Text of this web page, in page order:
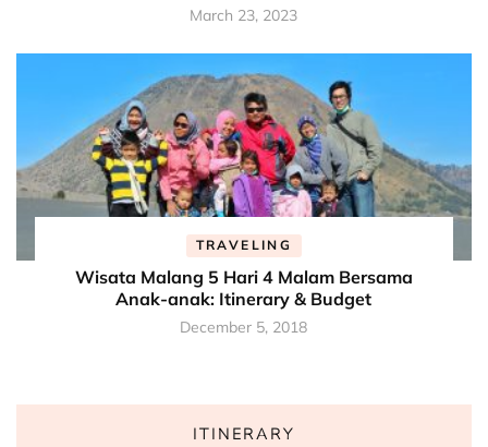
March 23, 2023
TRAVELING
Wisata Malang 5 Hari 4 Malam Bersama
Anak-anak: Itinerary & Budget
December 5, 2018
ITINERARY